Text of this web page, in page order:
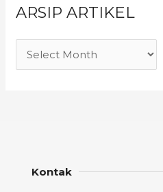
ARSIP ARTIKEL
Kontak